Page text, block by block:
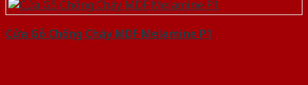
Cửa Gỗ Chống Cháy MDF Melamine P1